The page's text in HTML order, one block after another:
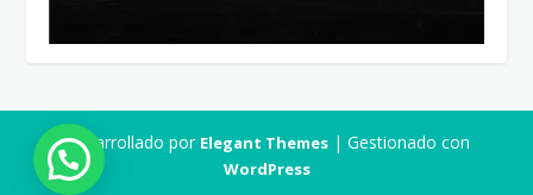
Desarrollado por Elegant Themes| Gestionado con
WordPress